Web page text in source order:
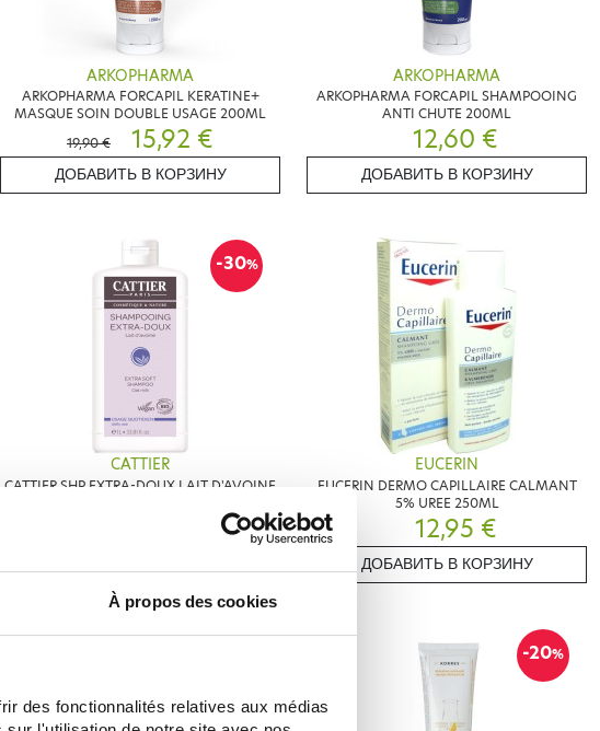
À propos des cookies
des fonctionnalités relatives aux médias
ARKOPHARMA
ARKOPHARMA FORCAPIL KERATINE+
MASQUE SOIN DOUBLE USAGE 200ML
19,90 €
15,92 €
ДОБАВИТЬ В КОРЗИНУ
ARKOPHARMA
ARKOPHARMA FORCAPIL SHAMPOOING
ANTI CHUTE 200ML
12,60 €
ДОБАВИТЬ В КОРЗИНУ
-30%
CATTIER
CATTIER SHP EXTRA-DOUX LAIT D'AVOINE
EUCERIN
EUCERIN DERMO CAPILLAIRE CALMANT
5% UREE 250ML
12,95 €
ДОБАВИТЬ В КОРЗИНУ
-20%